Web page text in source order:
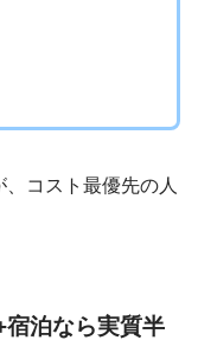
コスト最優先の人
泊なら実質半